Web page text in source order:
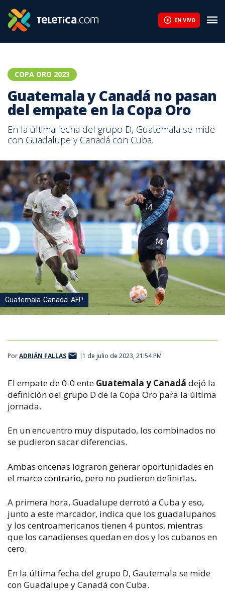
EN VIVO
COPA ORO 2023
Guatemala y Canadá no pasan
del empate en la Copa Oro
En la última fecha del grupo D, Guatemala se mide
con Guadalupe y Canadá con Cuba.
Guatemala-Canadá. AFP
PorADRIÁN FALLAS 1 de julio de 2023, 21:54 PM
El empate de 0-0 ente Guatemala y Canadá dejó la
definición del grupo D de la Copa Oro para la última
jornada.
En un encuentro muy disputado, los combinados no
se pudieron sacar diferencias.
Ambas oncenas lograron generar oportunidades en
el marco contrario, pero no pudieron definirlas.
A primera hora, Guadalupe derrotó a Cuba y eso,
junto a este marcador, indica que los guadalupanos
y los centroamericanos tienen 4 puntos, mientras
que los canadienses quedan en dos y los cubanos en
cero.
En la última fecha del grupo D, Gautemala se mide
con Guadalupe y Canadá con Cuba.